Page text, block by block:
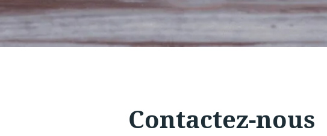
Contactez-nous